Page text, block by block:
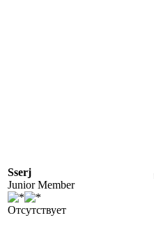
Sserj
Junior Member
Отсутствует